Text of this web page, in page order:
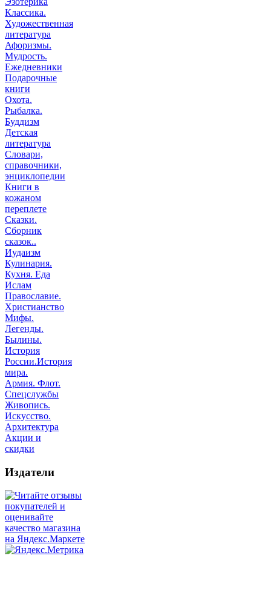
Классика.
Художественная
литература
Афоризмы.
Мудрость.
Ежедневники
Подарочные
книги
Охота.
Рыбалка.
Буддизм
Детская
литература
Словари,
справочники,
энциклопедии
Книги в
кожаном
переплете
Сказки.
Сборник
сказок..
Иудаизм
Кулинария.
Кухня. Еда
Ислам
Православие.
Христианство
Мифы.
Легенды.
Былины.
История
России.История
мира.
Армия. Флот.
Спецслужбы
Живопись.
Искусство.
Архитектура
Акции и
скидки
Издатели